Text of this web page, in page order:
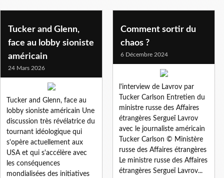
tucker carlson
Tucker and Glenn,
face au lobby sioniste
américain
24 Mars 2026
Tucker and Glenn, face au
lobby sioniste américain Une
discussion très révélatrice du
tournant idéologique qui
s'opère actuellement aux
USA et qui s'accélère avec
les conséquences
mondialisées des initiatives
Comment sortir du
chaos ?
6 Décembre 2024
l'interview de Lavrov par
Tucker Carlson Entretien du
ministre russe des Affaires
étrangères Sergueï Lavrov
avec le journaliste américain
Tucker Carlson © Ministère
russe des Affaires étrangères
Le ministre russe des Affaires
étrangères Sergueï Lavrov...